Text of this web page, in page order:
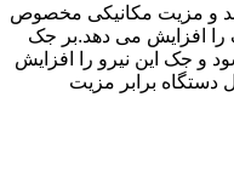
و مزیت مکانیکی مخصوص
را افزایش می دهد.بر جک
و جک این نیرو را افزایش
برابر مزیت